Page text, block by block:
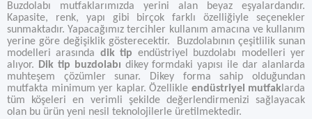
Buzdolabı mutfaklarımızda yerini alan beyaz eşyalardandır.
Kapasite, renk, yapı gibi birçok farklı özelliğiyle seçenekler
sunmaktadır. Yapacağımız tercihler kullanım amacına ve kullanım
yerine göre değişiklik gösterecektir. Buzdolabının çeşitlilik sunan
modelleri arasında dik tip endüstriyel buzdolabı modelleri yer
alıyor. Dik tip buzdolabı dikey formdaki yapısı ile dar alanlarda
muhteşem çözümler sunar. Dikey forma sahip olduğundan
mutfakta minimum yer kaplar. Özellikle endüstriyel mutfaklarda
tüm köşeleri en verimli şekilde değerlendirmenizi sağlayacak
olan bu ürün yeni nesil teknolojilerle üretilmektedir.